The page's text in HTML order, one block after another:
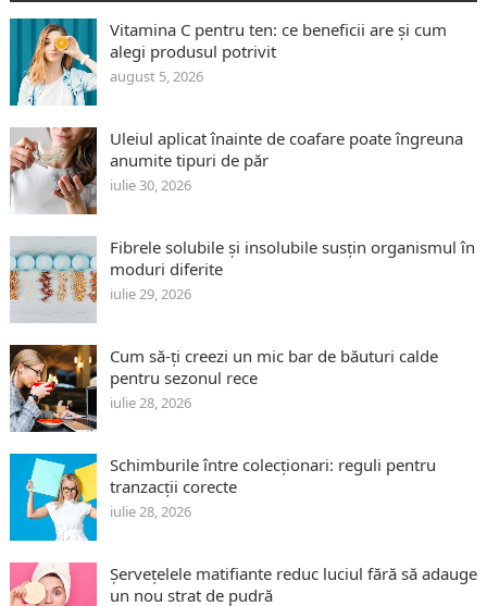
Vitamina C pentru ten: ce beneficii are și cum
alegi produsul potrivit
august 5, 2026
Uleiul aplicat înainte de coafare poate îngreuna
anumite tipuri de păr
iulie 30, 2026
Fibrele solubile și insolubile susțin organismul în
moduri diferite
iulie 29, 2026
Cum să-ți creezi un mic bar de băuturi calde
pentru sezonul rece
iulie 28, 2026
Schimburile între colecționari: reguli pentru
tranzacții corecte
iulie 28, 2026
Șervețelele matifiante reduc luciul fără să adauge
un nou strat de pudră